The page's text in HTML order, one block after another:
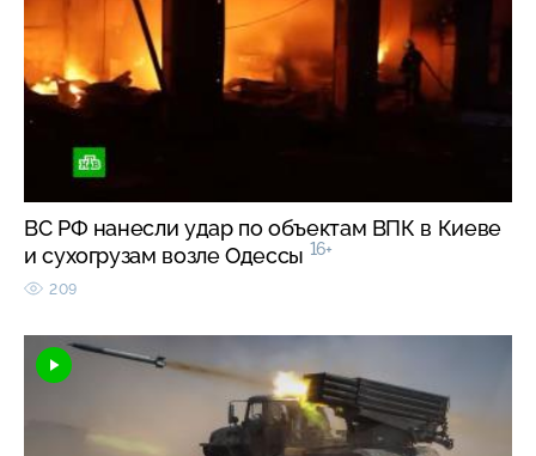
ВС РФ нанесли удар по объектам ВПК в Киеве
и сухогрузам возле Одессы 16+
209